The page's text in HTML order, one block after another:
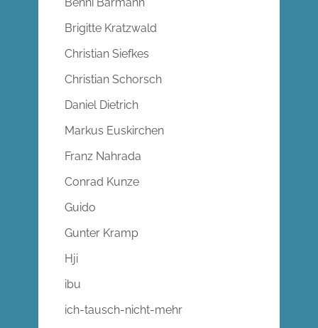
Brigitte Kratzwald
Christian Siefkes
Christian Schorsch
Daniel Dietrich
Markus Euskirchen
Franz Nahrada
Conrad Kunze
Guido
Gunter Kramp
Hji
ibu
ich-tausch-nicht-mehr